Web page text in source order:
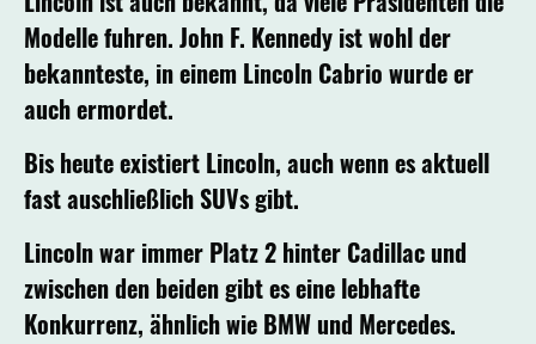
Modelle fuhren. John F. Kennedy ist wohl der
bekannteste, in einem Lincoln Cabrio wurde er
auch ermordet.
Bis heute existiert Lincoln, auch wenn es aktuell
fast auschließlich SUVs gibt.
Lincoln war immer Platz 2 hinter Cadillac und
zwischen den beiden gibt es eine lebhafte
Konkurrenz, ähnlich wie BMW und Mercedes.